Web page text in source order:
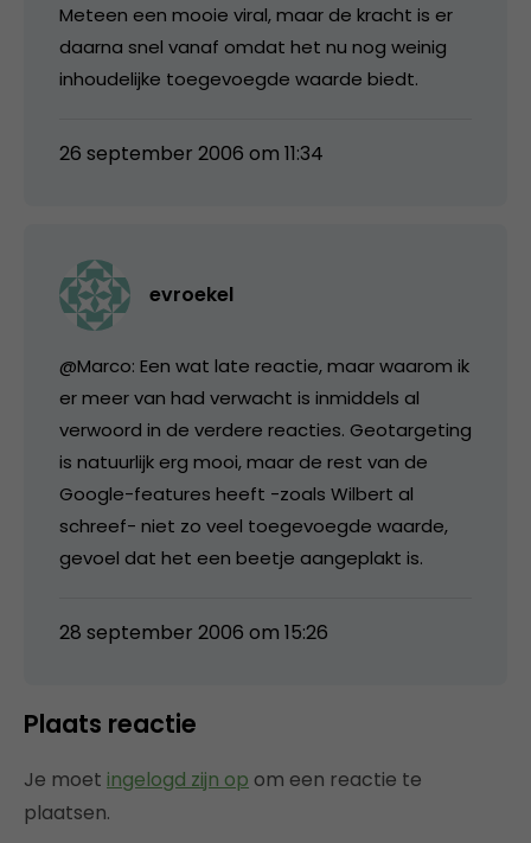
Meteen een mooie viral, maar de kracht is er
daarna snel vanaf omdat het nu nog weinig
inhoudelijke toegevoegde waarde biedt.
26 september 2006 om 11:34
evroekel
@Marco: Een wat late reactie, maar waarom ik
er meer van had verwacht is inmiddels al
verwoord in de verdere reacties. Geotargeting
is natuurlijk erg mooi, maar de rest van de
Google-features heeft -zoals Wilbert al
schreef- niet zo veel toegevoegde waarde,
gevoel dat het een beetje aangeplakt is.
28 september 2006 om 15:26
Plaats reactie
Je moet ingelogd zijn op om een reactie te
plaatsen.